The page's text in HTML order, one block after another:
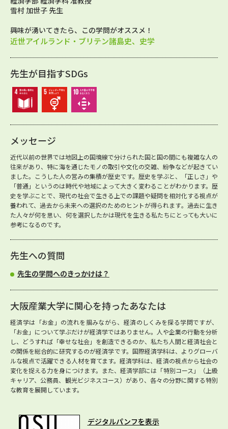
雪村 加世子 先生
興味が湧いてきたら、この学問がオススメ！
近世アイルランド・ブリテン諸島史、史学
先生が目指すSDGs
メッセージ
近代以前の世界では地図上の国境線で分けられた国と国の間にも複雑な人の
往来があり、特に海を通じたモノの取引や文化の交雑、紛争などが起きてい
ました。こうした人の営みの集積が歴史です。歴史を学ぶと、「正しさ」や
「普通」というのは時代や地域によって大きく変わることがわかります。歴
史を学ぶことで、現代の社会で生きる上での課題や疑問を相対化する視点が
養われて、過去から未来への選択のためのヒントが得られます。過去に生き
た人々が何を思い、何を選択したかは現代を生きる私たちにとっても大いに
参考になるのです。
先生への質問
先生の学問へのきっかけは？
大阪産業大学に関心を持ったあなたは
経済学は「お金」の流れを掴みながら、経済のしくみを探る学問ですが、
「お金」について学ぶだけが経済学ではありません。人や企業の行動を分析
し、どうすれば「幸せな社会」を創造できるのか、私たち人間と経済社会と
の関係を総合的に研究するのが経済学です。国際経済学科は、よりグローバ
ルな視点で活躍できる人材を育てます。経済学科は、経済の視点から社会の
変化を捉える力を身につけます。また、経済学部には「特別コース」（上級
キャリア、公務員、観光ビジネスコース）があり、各々の分野に関する特別
な教育を展開しています。
デジタルパンフを表示